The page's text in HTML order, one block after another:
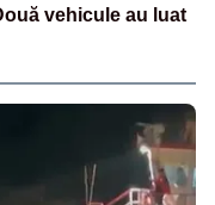
vehicule au luat